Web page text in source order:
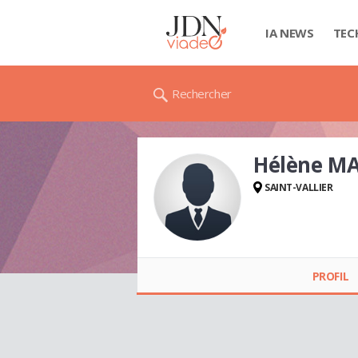
IA NEWS
Rechercher
Hélène
SAINT-VALLIER
PROFIL